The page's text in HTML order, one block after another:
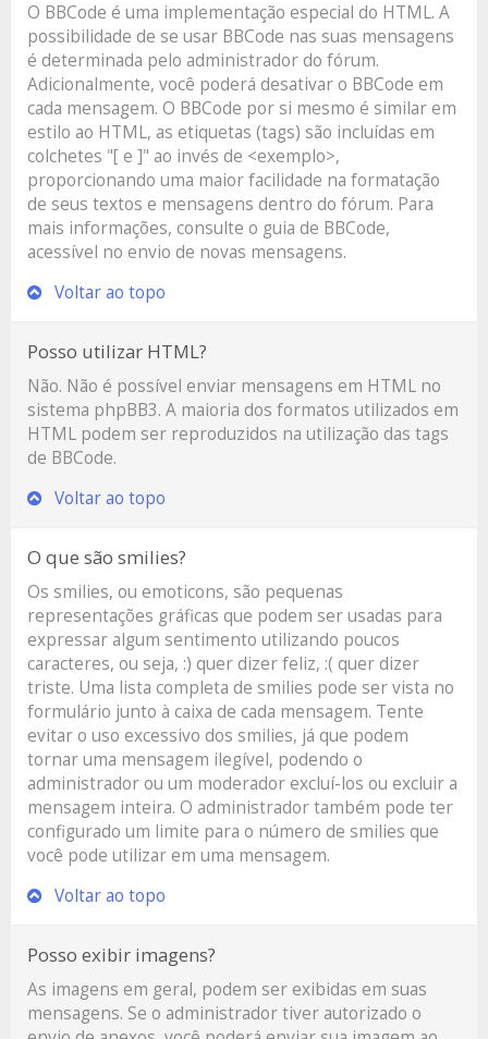
O BBCode é uma implementação especial do HTML. A
possibilidade de se usar BBCode nas suas mensagens
é determinada pelo administrador do fórum.
Adicionalmente, você poderá desativar o BBCode em
cada mensagem. O BBCode por si mesmo é similar em
estilo ao HTML, as etiquetas (tags) são incluídas em
colchetes "[ e ]" ao invés de <exemplo>,
proporcionando uma maior facilidade na formatação
de seus textos e mensagens dentro do fórum. Para
mais informações, consulte o guia de BBCode,
acessível no envio de novas mensagens.
Voltar ao topo
Posso utilizar HTML?
Não. Não é possível enviar mensagens em HTML no
sistema phpBB3. A maioria dos formatos utilizados em
HTML podem ser reproduzidos na utilização das tags
de BBCode.
Voltar ao topo
O que são smilies?
Os smilies, ou emoticons, são pequenas
representações gráficas que podem ser usadas para
expressar algum sentimento utilizando poucos
caracteres, ou seja, :) quer dizer feliz, :( quer dizer
triste. Uma lista completa de smilies pode ser vista no
formulário junto à caixa de cada mensagem. Tente
evitar o uso excessivo dos smilies, já que podem
tornar uma mensagem ilegível, podendo o
administrador ou um moderador excluí-los ou excluir a
mensagem inteira. O administrador também pode ter
configurado um limite para o número de smilies que
você pode utilizar em uma mensagem.
Voltar ao topo
Posso exibir imagens?
As imagens em geral, podem ser exibidas em suas
mensagens. Se o administrador tiver autorizado o